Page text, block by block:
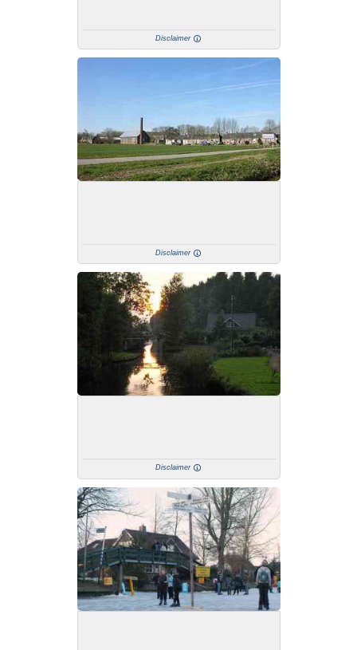
Disclaimer
Disclaimer
Disclaimer